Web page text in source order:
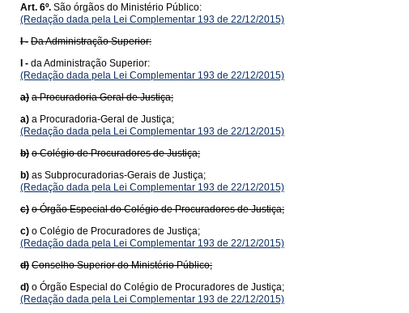
Art. 6º. São órgãos do Ministério Público:
(Redação dada pela Lei Complementar 193 de 22/12/2015)
I - Da Administração Superior:
I - da Administração Superior:
(Redação dada pela Lei Complementar 193 de 22/12/2015)
a) a Procuradoria Geral de Justiça;
a) a Procuradoria-Geral de Justiça;
(Redação dada pela Lei Complementar 193 de 22/12/2015)
b) o Colégio de Procuradores de Justiça;
b) as Subprocuradorias-Gerais de Justiça;
(Redação dada pela Lei Complementar 193 de 22/12/2015)
c) o Órgão Especial do Colégio de Procuradores de Justiça;
c) o Colégio de Procuradores de Justiça;
(Redação dada pela Lei Complementar 193 de 22/12/2015)
d) Conselho Superior do Ministério Público;
d) o Órgão Especial do Colégio de Procuradores de Justiça;
(Redação dada pela Lei Complementar 193 de 22/12/2015)